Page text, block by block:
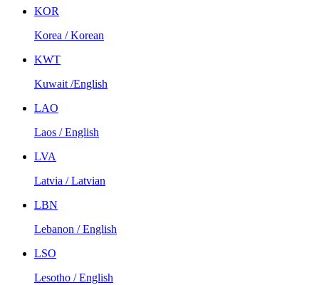
KOR
Korea / Korean
KWT
Kuwait /English
LAO
Laos / English
LVA
Latvia / Latvian
LBN
Lebanon / English
LSO
Lesotho / English